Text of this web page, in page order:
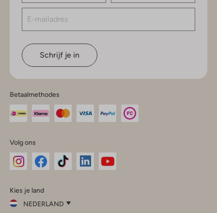
Schrijf je in
Betaalmethodes
Volg ons
InstagramFacebook
Kies je land
NEDERLAND